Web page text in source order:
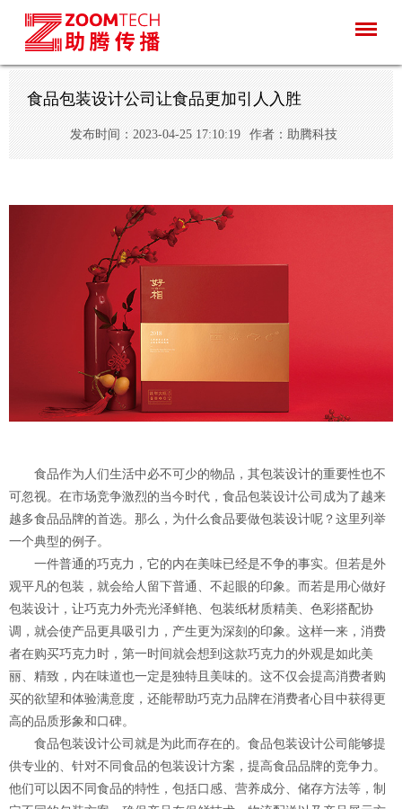
食品包装设计公司让食品更加引人入胜
发布时间：2023-04-25 17:10:19 作者：助腾科技
食品作为人们生活中必不可少的物品，其包装设计的重要性也不
可忽视。在市场竞争激烈的当今时代，食品包装设计公司成为了越来
越多食品品牌的首选。那么，为什么食品要做包装设计呢？这里列举
一个典型的例子。
一件普通的巧克力，它的内在美味已经是不争的事实。但若是外
观平凡的包装，就会给人留下普通、不起眼的印象。而若是用心做好
包装设计，让巧克力外壳光泽鲜艳、包装纸材质精美、色彩搭配协
调，就会使产品更具吸引力，产生更为深刻的印象。这样一来，消费
者在购买巧克力时，第一时间就会想到这款巧克力的外观是如此美
丽、精致，内在味道也一定是独特且美味的。这不仅会提高消费者购
买的欲望和体验满意度，还能帮助巧克力品牌在消费者心目中获得更
高的品质形象和口碑。
食品包装设计公司就是为此而存在的。食品包装设计公司能够提
供专业的、针对不同食品的包装设计方案，提高食品品牌的竞争力。
他们可以因不同食品的特性，包括口感、营养成分、储存方法等，制